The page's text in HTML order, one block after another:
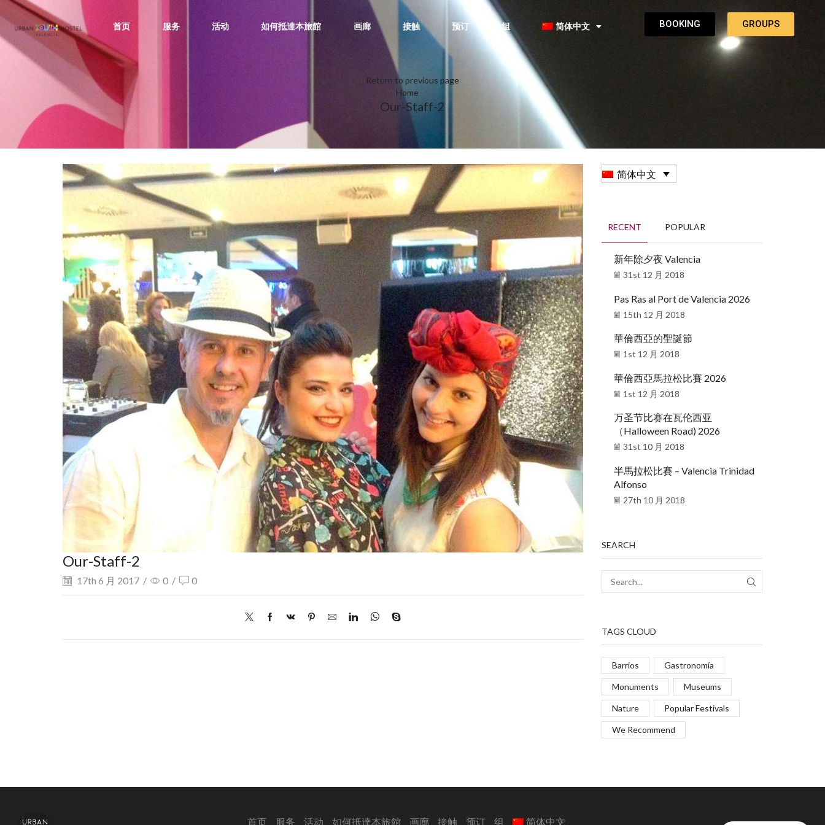
首页 服务 活动 如何抵達本旅館 画廊 接触 预订 组 简体中文 BOOKING GROUPS
Return to previous page
Home
Our-Staff-2
Our-Staff-2
17th 6 月 2017 / 0 / 0
简体中文
RECENT POPULAR
新年除夕夜 Valencia
31st 12 月 2018
Pas Ras al Port de Valencia 2026
15th 12 月 2018
華倫西亞的聖誕節
1st 12 月 2018
華倫西亞馬拉松比賽 2026
1st 12 月 2018
万圣节比赛在瓦伦西亚
（Halloween Road) 2026
31st 10 月 2018
半馬拉松比賽 – Valencia Trinidad
Alfonso
27th 10 月 2018
SEARCH
TAGS CLOUD
Barrios Gastronomía
Monuments Museums
Nature Popular Festivals
We Recommend
首页 服务 活动 如何抵達本旅館 画廊 接触 预订 组 简体中文